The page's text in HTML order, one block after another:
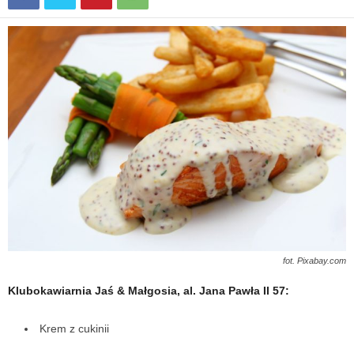
fot. Pixabay.com
Klubokawiarnia Jaś & Małgosia, al. Jana Pawła II 57:
Krem z cukinii